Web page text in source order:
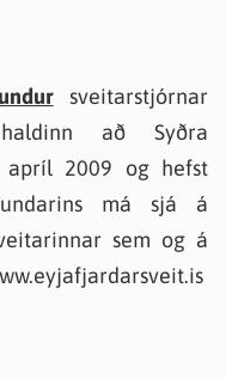
sveitarstjórnar
að Syðra
apríl 2009 og hefst
má sjá á
sem og á